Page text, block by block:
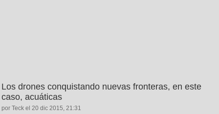
Los drones conquistando nuevas fronteras, en este
caso, acuáticas
por Teck el 20 dic 2015, 21:31